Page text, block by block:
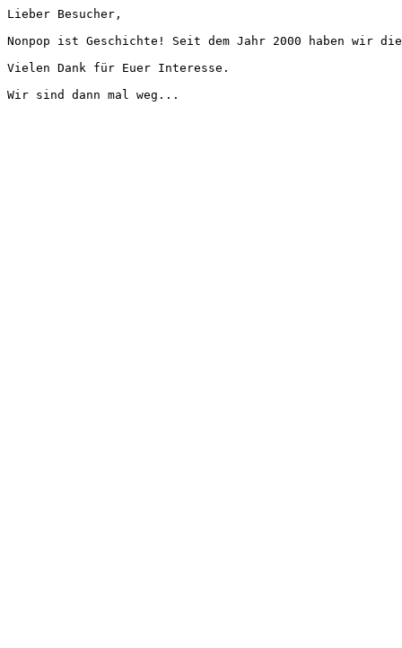
Lieber Besucher,
Nonpop ist Geschichte! Seit dem Jahr 2000 haben wir
Vielen Dank für Euer Interesse.
Wir sind dann mal weg...